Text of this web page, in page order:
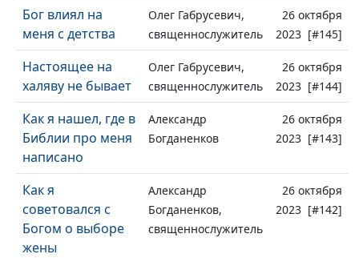
Бог влиял на
меня с детства
Олег Габрусевич,
священнослужитель
26 октября
2023 [#145]
Настоящее на
халяву не бывает
Олег Габрусевич,
священнослужитель
26 октября
2023 [#144]
Как я нашел, где в
Библии про меня
написано
Александр
Богданенков
26 октября
2023 [#143]
Как я
советовался с
Богом о выборе
жены
Александр
Богданенков,
священнослужитель
26 октября
2023 [#142]